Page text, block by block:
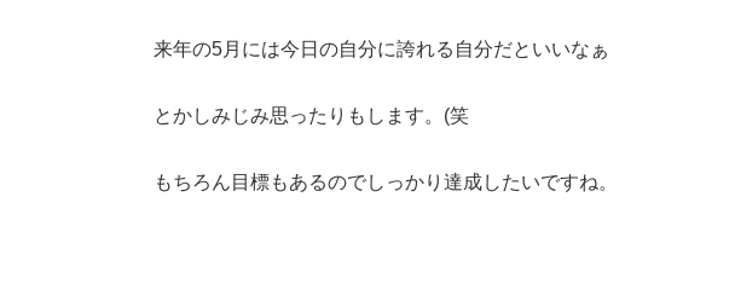
来年の5月には今日の自分に誇れる自分だといいなぁ
とかしみじみ思ったりもします。(笑
もちろん目標もあるのでしっかり達成したいですね。